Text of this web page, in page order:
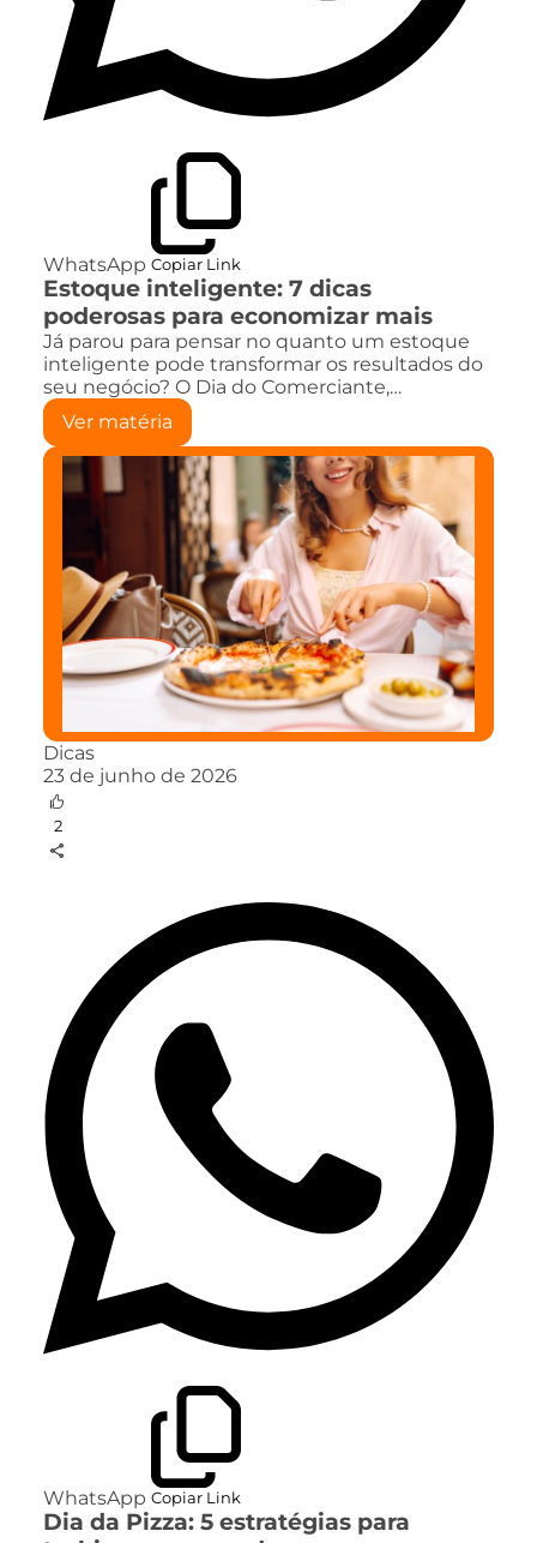
WhatsApp Copiar Link
Estoque inteligente: 7 dicas
poderosas para economizar mais
Já parou para pensar no quanto um estoque
inteligente pode transformar os resultados do
seu negócio? O Dia do Comerciante,…
Ver matéria
Dicas
23 de junho de 2026
2
WhatsApp Copiar Link
Dia da Pizza: 5 estratégias para